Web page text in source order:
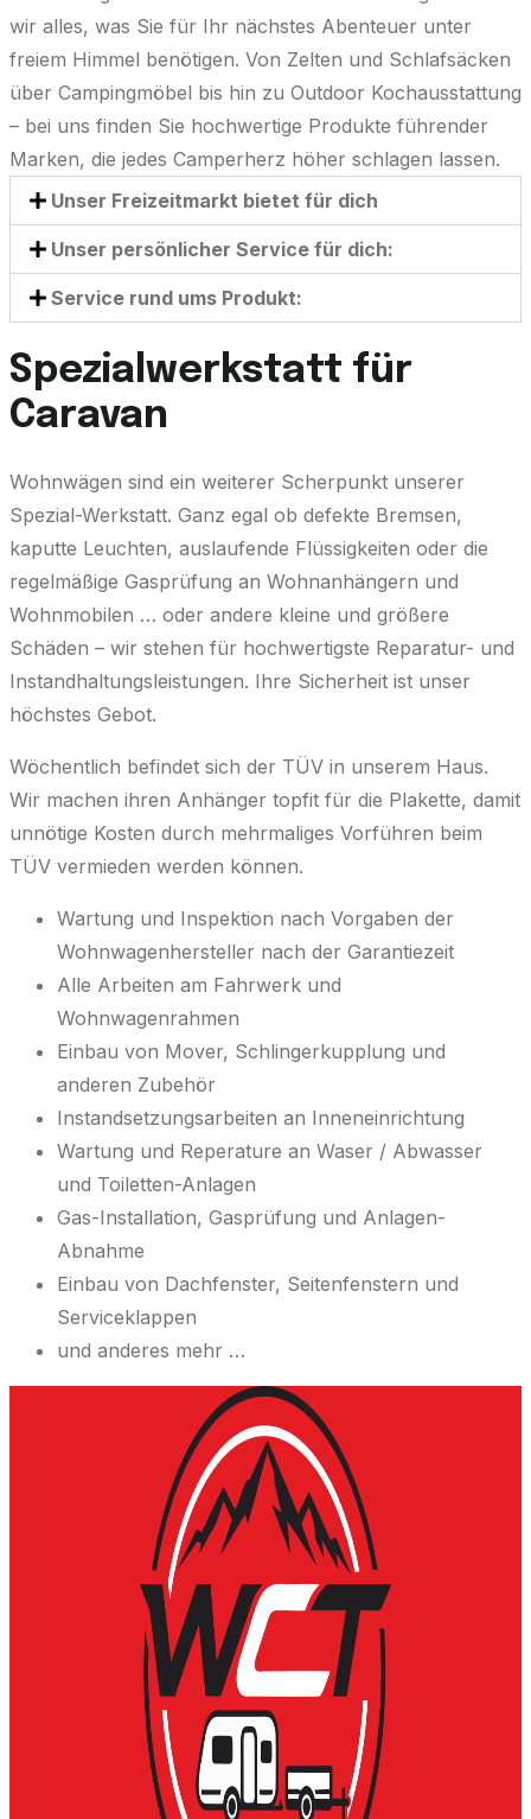
wir alles, was Sie für Ihr nächstes Abenteuer unter
freiem Himmel benötigen. Von Zelten und Schlafsäcken
über Campingmöbel bis hin zu Outdoor Kochausstattung
– bei uns finden Sie hochwertige Produkte führender
Marken, die jedes Camperherz höher schlagen lassen.
Unser Freizeitmarkt bietet für dich
Unser persönlicher Service für dich:
Service rund ums Produkt:
Spezialwerkstatt für
Caravan
Wohnwägen sind ein weiterer Scherpunkt unserer
Spezial-Werkstatt. Ganz egal ob defekte Bremsen,
kaputte Leuchten, auslaufende Flüssigkeiten oder die
regelmäßige Gasprüfung an Wohnanhängern und
Wohnmobilen … oder andere kleine und größere
Schäden – wir stehen für hochwertigste Reparatur- und
Instandhaltungsleistungen. Ihre Sicherheit ist unser
höchstes Gebot.
Wöchentlich befindet sich der TÜV in unserem Haus.
Wir machen ihren Anhänger topfit für die Plakette, damit
unnötige Kosten durch mehrmaliges Vorführen beim
TÜV vermieden werden können.
Wartung und Inspektion nach Vorgaben der
Wohnwagenhersteller nach der Garantiezeit
Alle Arbeiten am Fahrwerk und
Wohnwagenrahmen
Einbau von Mover, Schlingerkupplung und
anderen Zubehör
Instandsetzungsarbeiten an Inneneinrichtung
Wartung und Reperature an Waser / Abwasser
und Toiletten-Anlagen
Gas-Installation, Gasprüfung und Anlagen-
Abnahme
Einbau von Dachfenster, Seitenfenstern und
Serviceklappen
und anderes mehr …